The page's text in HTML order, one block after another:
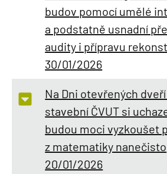
budov pomocí umělé
a podstatně usnadní
audity i přípravu
30/01/2026
Na Dni otevřených
stavební ČVUT si
budou moci vyzkoušet
z matematiky nanečisto
20/01/2026